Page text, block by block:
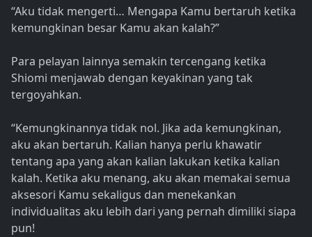
“Aku tidak mengerti… Mengapa Kamu bertaruh ketika
kemungkinan besar Kamu akan kalah?”
Para pelayan lainnya semakin tercengang ketika
Shiomi menjawab dengan keyakinan yang tak
tergoyahkan.
“Kemungkinannya tidak nol. Jika ada kemungkinan,
aku akan bertaruh. Kalian hanya perlu khawatir
tentang apa yang akan kalian lakukan ketika kalian
kalah. Ketika aku menang, aku akan memakai semua
aksesori Kamu sekaligus dan menekankan
individualitas aku lebih dari yang pernah dimiliki siapa
pun!